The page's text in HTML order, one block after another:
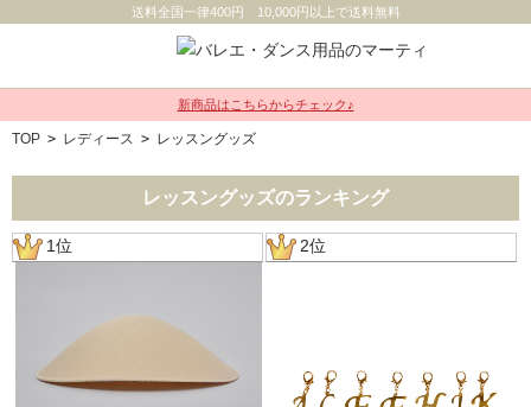
送料全国一律400円 10,000円以上で送料無料
新商品はこちらからチェック♪
TOP > レディース > レッスングッズ
レッスングッズのランキング
1位 2位